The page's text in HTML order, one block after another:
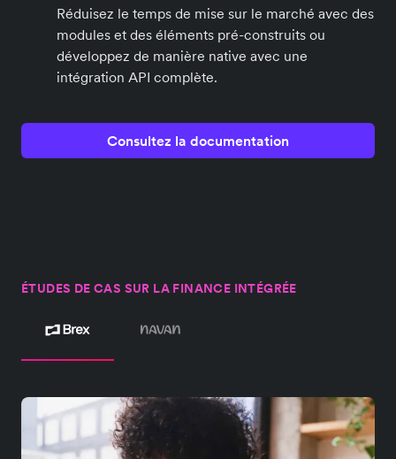
Réduisez le temps de mise sur le marché avec des
modules et des éléments pré-construits ou
développez de manière native avec une
intégration API complète.
Consultez la documentation
ÉTUDES DE CAS SUR LA FINANCE INTÉGRÉE